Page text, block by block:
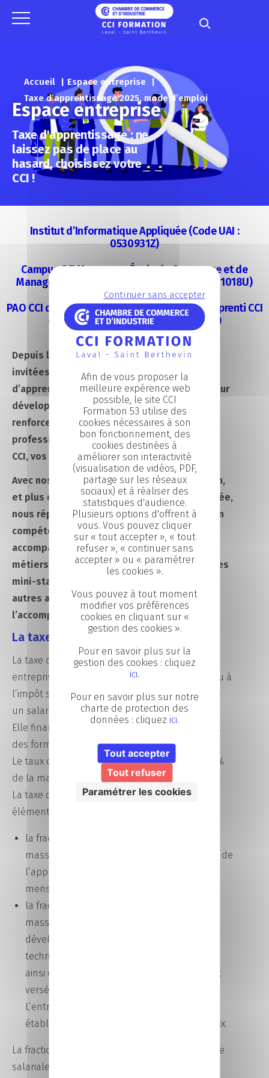
Accueil
Espace entreprise
Taxe d’apprentissage 2025, mode d’emploi
Espace entreprise
Taxe d'apprentissage : ne
laissez pas de place au
hasard, choisissez votre
CCI !
Institut d’Informatique Appliquée (Code UAI :
0530931Z)
Campus CCI Mayenne – École de Commerce et de
Management de la Mayenne (Code UAI : 0531018U)
PAO CCI de la Mayenne – Point Orientation
Apprenti CCI
de la Mayenne (Code UAI : 0531035M)
Depuis le 25 mai 2023, les entreprises sont
invitées à verser le solde de leur taxe
d’apprentissage sur la plateforme Soltea. Pour
développer les compétences de demain,
renforcer et accompagner l’insertion
professionnelle et l’orientation, pensez aux
CCI, vos partenaires de proximité !
Avec nos 2 écoles sur Laval et Saint-Berthevin,
et plus de 500 alternants formés chaque année,
nous répondons tous les jours aux besoins en
compétences de vos entreprises. Nous
accompagnons également la découverte des
métiers à travers les Nuits de l’orientation, les
mini-stages en entreprises et toutes les
autres actions autour de la promotion et
l’accompagnement aux projets d’orientation.
La taxe d'apprentissage 2025
La taxe d’apprentissage est due par les
entreprises imposées à l’impôt sur le revenu ou à
l’impôt sur les sociétés qui emploient au moins
un salarié.
Elle finance les dépenses de l’apprentissage et
des formations techniques et professionnelles.
Le taux de la taxe d’apprentissage est de 0,68 %
de la masse salariale.
La taxe d’apprentissage comprend deux
éléments :
la fraction principale de 87 % (0,59 % de la
masse salariale) est dédiée au financement de
l’apprentissage et recouvrée par l’Urssaf
mensuellement dans le cadre de la DSN.
la fraction « solde » de 13 % (0,09 % de la
masse salariale à l’année N-1) destinée au
développement des formations
technologiques et professionnelles initiales
ainsi qu’à l’insertion professionnelle. Elle est
versée annuellement à l’Urssaf via la DSN.
L’entreprise affecte ce montant aux
établissements d’enseignement de son choix.
La fraction « solde » de 13 % (0,09 % de la masse
salariale à l’année N-1) n’est plus versée
Panneau de gestion des cookies
Continuer sans accepter
Afin de vous proposer la
meilleure expérence web
possible, le site CCI
Formation 53 utilise des
cookies nécessaires à son
bon fonctionnement, des
cookies destinées à
améliorer son interactivité
(visualisation de vidéos, PDF,
partage sur les réseaux
sociaux) et à réaliser des
statistiques d'audience.
Plusieurs options d'offrent à
vous. Vous pouvez cliquer
sur « tout accepter », « tout
refuser », « continuer sans
accepter » ou « paramétrer
les cookies ».
Vous pouvez à tout moment
modifier vos préférences
cookies en cliquant sur «
gestion des cookies ».
Pour en savoir plus sur la
gestion des cookies : cliquez
ici.
Pour en savoir plus sur notre
charte de protection des
données : cliquez ici.
Tout accepter
Tout refuser
Paramétrer les cookies